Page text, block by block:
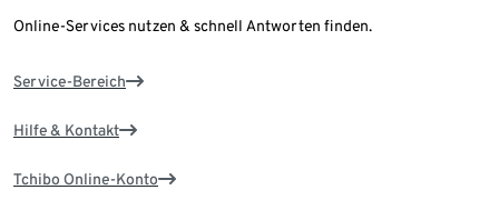
Online-Services nutzen & schnell Antworten finden.
Service-Bereich
Hilfe & Kontakt
Tchibo Online-Konto